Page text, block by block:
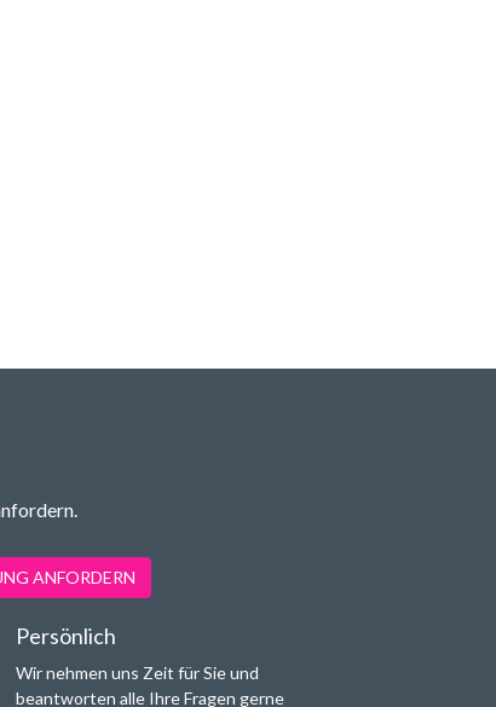
ANFORDERN
Persönlich
Wir nehmen uns Zeit für Sie und
beantworten alle Ihre Fragen gerne